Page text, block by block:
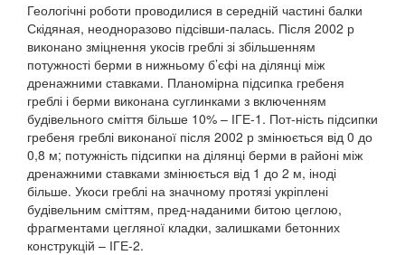
Геологічні роботи проводилися в середній частині балки
Скідяная, неодноразово підсівши-палась. Після 2002 р
виконано зміцнення укосів греблі зі збільшенням
потужності берми в нижньому б’єфі на ділянці між
дренажними ставками. Планомірна підсипка гребеня
греблі і берми виконана суглинками з включенням
будівельного сміття більше 10% – ІГЕ-1. Пот-ність підсипки
гребеня греблі виконаної після 2002 р змінюється від 0 до
0,8 м; потужність підсипки на ділянці берми в районі між
дренажними ставками змінюється від 1 до 2 м, іноді
більше. Укоси греблі на значному протязі укріплені
будівельним сміттям, пред-наданими битою цеглою,
фрагментами цегляної кладки, залишками бетонних
конструкцій – ІГЕ-2.